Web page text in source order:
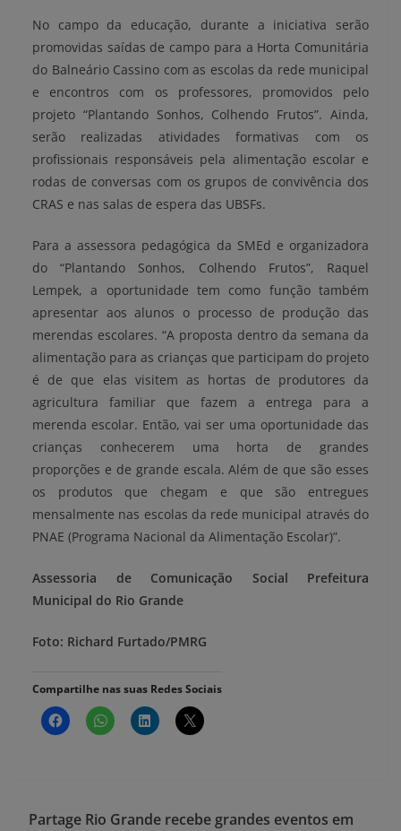
No campo da educação, durante a iniciativa serão
promovidas saídas de campo para a Horta Comunitária
do Balneário Cassino com as escolas da rede municipal
e encontros com os professores, promovidos pelo
projeto “Plantando Sonhos, Colhendo Frutos”. Ainda,
serão realizadas atividades formativas com os
profissionais responsáveis pela alimentação escolar e
rodas de conversas com os grupos de convivência dos
CRAS e nas salas de espera das UBSFs.
Para a assessora pedagógica da SMEd e organizadora
do “Plantando Sonhos, Colhendo Frutos”, Raquel
Lempek, a oportunidade tem como função também
apresentar aos alunos o processo de produção das
merendas escolares. “A proposta dentro da semana da
alimentação para as crianças que participam do projeto
é de que elas visitem as hortas de produtores da
agricultura familiar que fazem a entrega para a
merenda escolar. Então, vai ser uma oportunidade das
crianças conhecerem uma horta de grandes
proporções e de grande escala. Além de que são esses
os produtos que chegam e que são entregues
mensalmente nas escolas da rede municipal através do
PNAE (Programa Nacional da Alimentação Escolar)”.
Assessoria de Comunicação Social Prefeitura
Municipal do Rio Grande
Foto: Richard Furtado/PMRG
Compartilhe nas suas Redes Sociais
Partage Rio Grande recebe grandes eventos em